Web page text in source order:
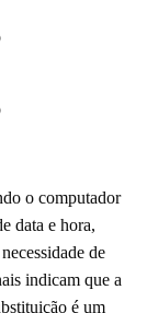
o computador
data e hora,
de
indicam que a
é um